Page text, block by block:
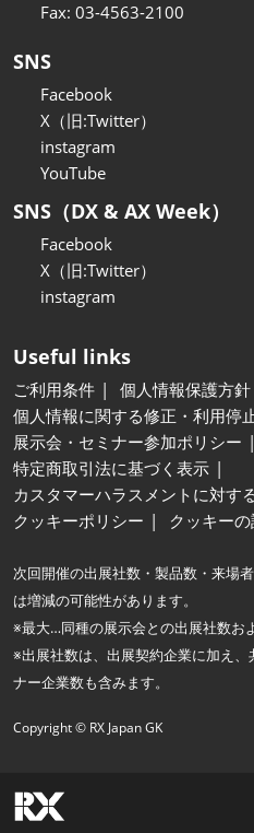
Fax: 03-4563-2100
SNS
Facebook
X（旧:Twitter）
instagram
YouTube
SNS（DX & AX Week）
Facebook
X（旧:Twitter）
instagram
Useful links
ご利用条件
個人情報保護方針
個人情報に関する修正・利用停
展示会・セミナー参加ポリシー
特定商取引法に基づく表示
カスタマーハラスメントに対す
クッキーポリシー
クッキー
次回開催の出展社数・製品数・来場
は増減の可能性があります。
※最大…同種の展示会との出展社数お
※出展社数は、出展契約企業に加え
ナー企業数も含みます。
Copyright © RX Japan GK